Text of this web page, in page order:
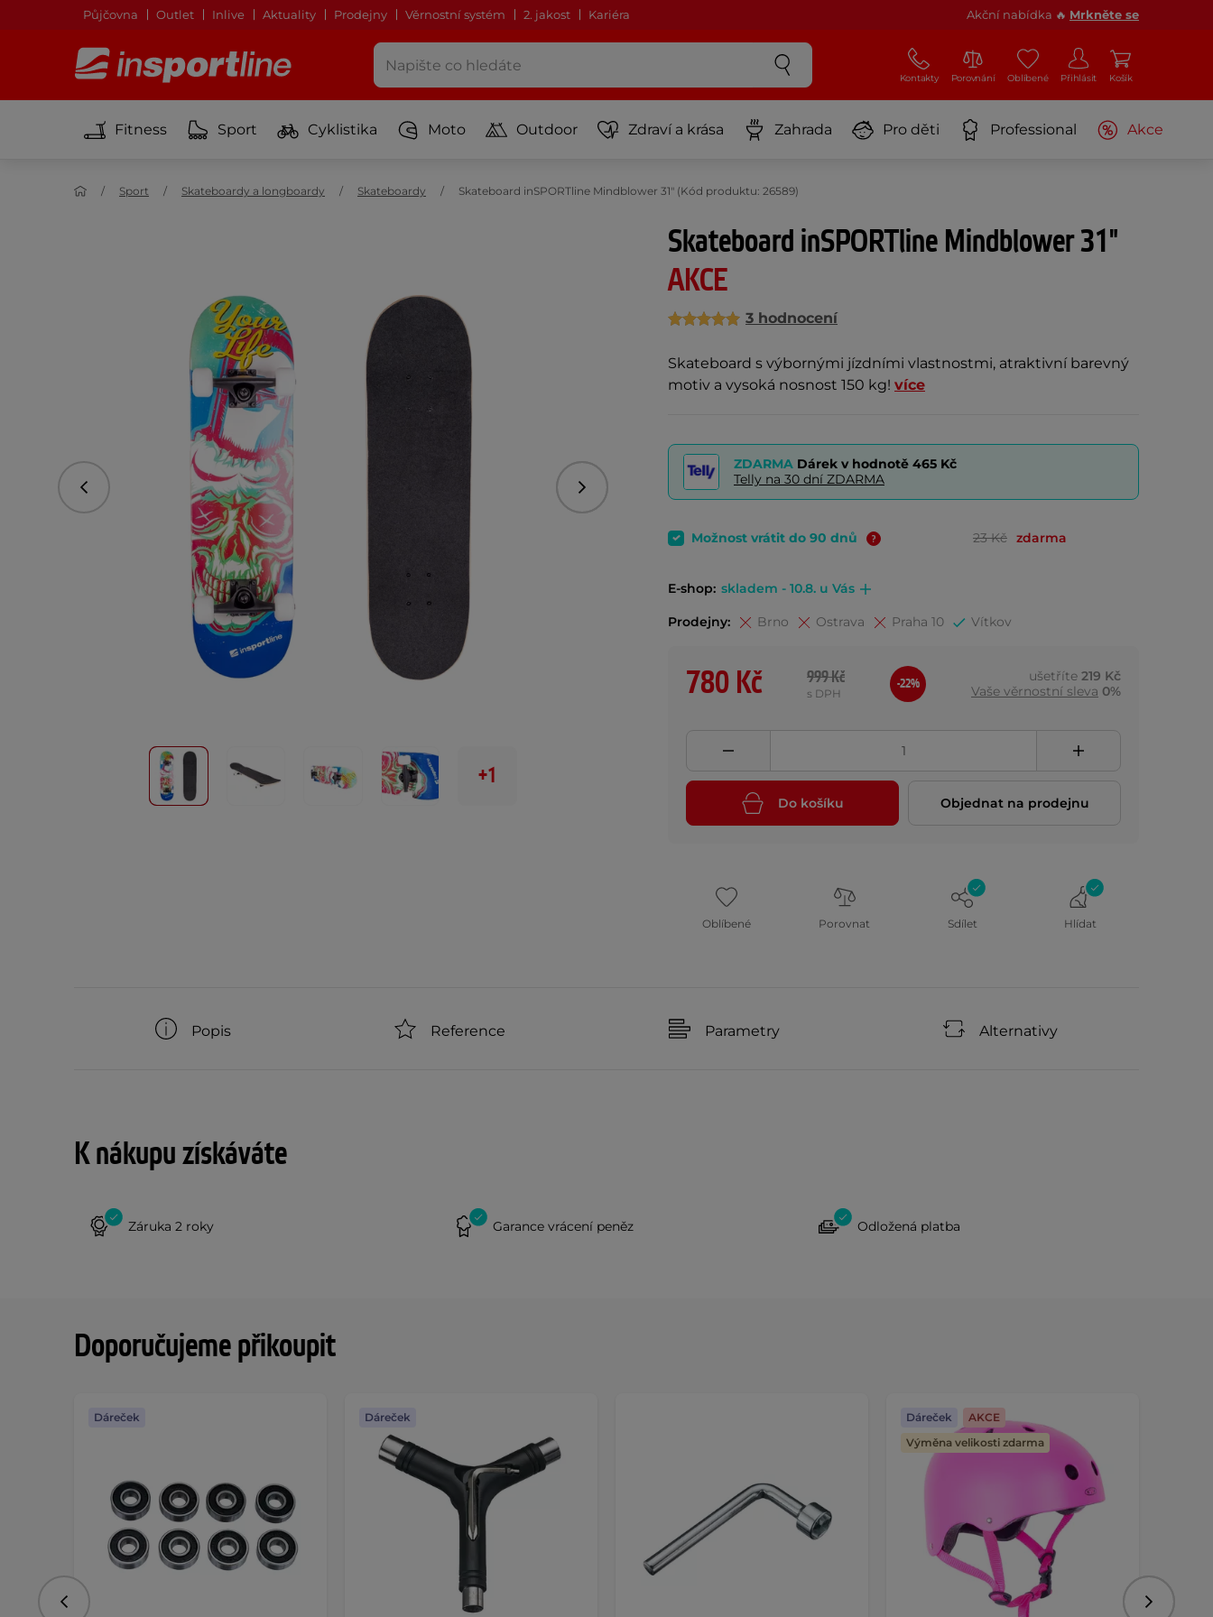
Půjčovna Outlet Inlive Aktuality Prodejny Věrnostní systém 2. jakost Kariéra Akční nabídka 🔥 Mrkněte se
Kontakty Porovnání Oblíbené Přihlásit Košík
Fitness Sport Cyklistika Moto Outdoor Zdraví a krása Zahrada Pro děti Professional Akce
Sport Skateboardy a longboardy Skateboardy Skateboard inSPORTline Mindblower 31" (Kód produktu: 26589)
Skateboard inSPORTline Mindblower 31"
AKCE
3 hodnocení
Skateboard s výbornými jízdními vlastnostmi, atraktivní barevný
motiv a vysoká nosnost 150 kg! více
Předchozí Následující
+1
ZDARMA Dárek v hodnotě 465 Kč
Telly na 30 dní ZDARMA
Možnost vrátit do 90 dnů 23 Kč zdarma
E-shop: skladem - 10.8. u Vás
Prodejny: Brno Ostrava Praha 10 Vítkov
780 Kč 999 Kč
s DPH
-22% ušetříte 219 Kč
Vaše věrnostní sleva 0%
Do košíku Objednat na prodejnu
Oblíbené Porovnat Sdílet Hlídat
Popis Reference Parametry Alternativy
K nákupu získáváte
Záruka 2 roky Garance vrácení peněz Odložená platba
Doporučujeme přikoupit
Dáreček Dáreček Dáreček
AKCE
Výměna velikosti zdarma
Předchozí